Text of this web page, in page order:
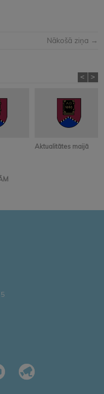
Nākošā ziņa →
Aktualitātes maijā
< >